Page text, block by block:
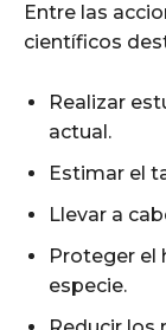
Entre las
científicos
Realizar
actual.
Estimar el
Llevar a
Proteger el
especie.